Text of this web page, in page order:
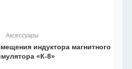
Аксессуары
индуктора магнитного
«К-8»